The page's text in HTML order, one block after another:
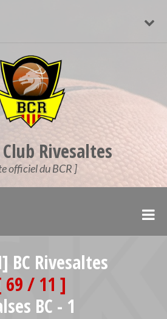
Rivesaltes
officiel du BCR ]
BC Rivesaltes
69 / 11 ]
BC - 1